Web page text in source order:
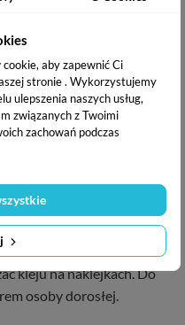
który
inspiracji na
oraz
elementów. Nie
kleju na naklejkach. Do
osoby dorosłej.
aby zapewnić Ci
stronie . Wykorzystujemy
ulepszenia naszych usług,
związanych z Twoimi
zachowań podczas